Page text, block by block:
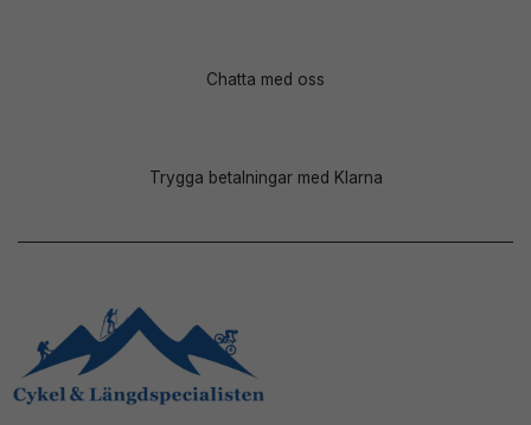
Chatta med oss
Trygga betalningar med Klarna